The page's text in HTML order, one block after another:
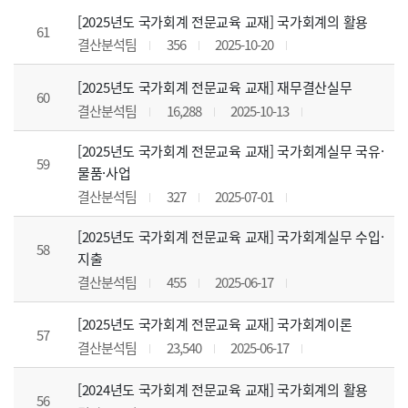
61
[2025년도 국가회계 전문교육 교재] 국가회계의 활용
결산분석팀
356 2025-10-20
60
[2025년도 국가회계 전문교육 교재] 재무결산실무
결산분석팀
16,288 2025-10-13
59
[2025년도 국가회계 전문교육 교재] 국가회계실무 국유·
물품·사업
결산분석팀
327 2025-07-01
58
[2025년도 국가회계 전문교육 교재] 국가회계실무 수입·
지출
결산분석팀
455 2025-06-17
57
[2025년도 국가회계 전문교육 교재] 국가회계이론
결산분석팀
23,540 2025-06-17
56
[2024년도 국가회계 전문교육 교재] 국가회계의 활용